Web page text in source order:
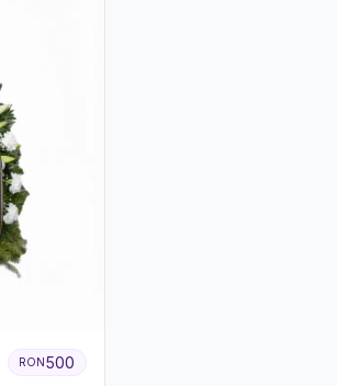
RON500